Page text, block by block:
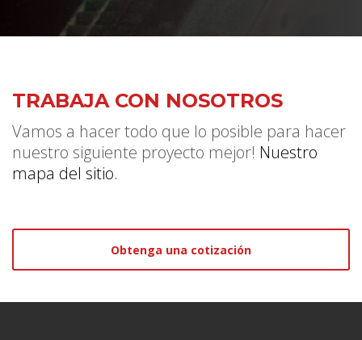
TRABAJA CON NOSOTROS
Vamos a hacer todo que lo posible para hacer
nuestro siguiente proyecto mejor! Nuestro
mapa del sitio.
Obtenga una cotización